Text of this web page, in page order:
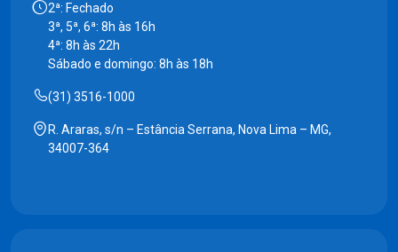
2ª: Fechado
3ª, 5ª, 6ª: 8h às 16h
4ª: 8h às 22h
Sábado e domingo: 8h às 18h
(31) 3516-1000
R. Araras, s/n – Estância Serrana, Nova Lima – MG,
34007-364